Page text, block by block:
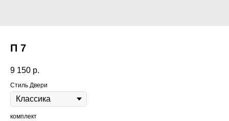
П 7
9 150 р.
Стиль Двери
комплект